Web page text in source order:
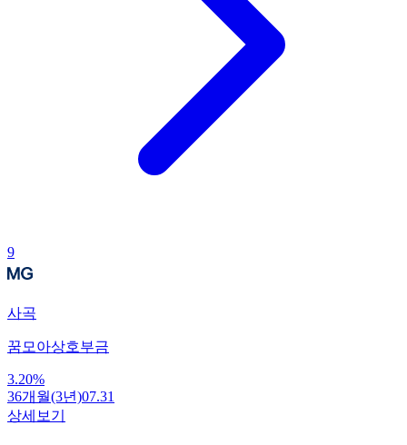
9
사곡
꿈모아상호부금
3.20%
36개월(3년)07.31
상세보기